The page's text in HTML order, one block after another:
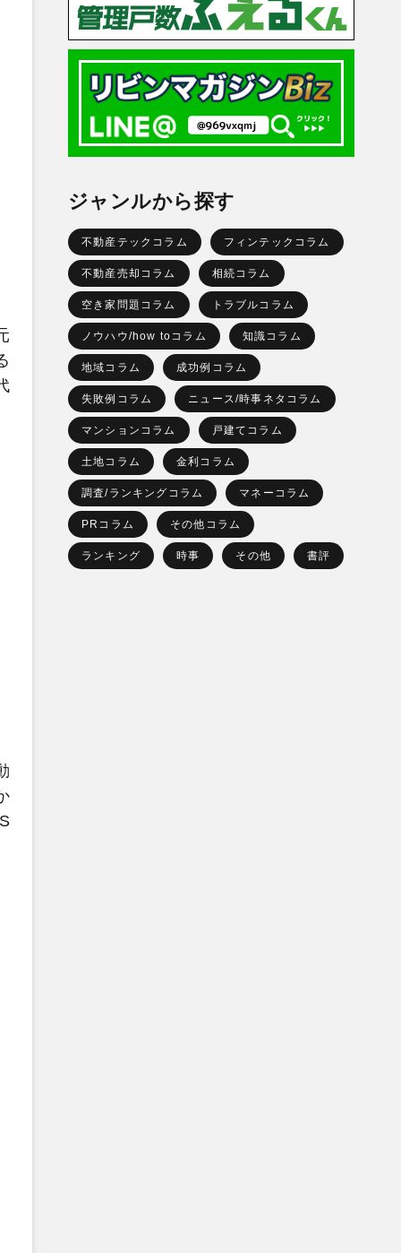
ジャンルから探す
不動産テックコラム フィンテックコラム
不動産売却コラム 相続コラム
空き家問題コラム トラブルコラム
ノウハウ/how toコラム 知識コラム
地域コラム 成功例コラム
失敗例コラム ニュース/時事ネタコラム
マンションコラム 戸建てコラム
土地コラム 金利コラム
調査/ランキングコラム マネーコラム
PRコラム その他コラム
ランキング 時事 その他 書評